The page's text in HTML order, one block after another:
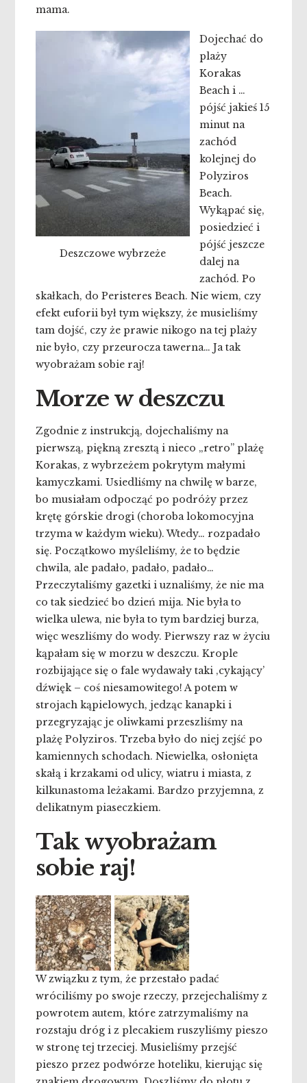
mama.
Deszczowe wybrzeże
Dojechać do
plaży
Korakas
Beach i …
pójść jakieś 15
minut na
zachód
kolejnej do
Polyziros
Beach.
Wykąpać się,
posiedzieć i
pójść jeszcze
dalej na
zachód. Po
skałkach, do Peristeres Beach. Nie wiem, czy
efekt euforii był tym większy, że musieliśmy
tam dojść, czy że prawie nikogo na tej plaży
nie było, czy przeurocza tawerna… Ja tak
wyobrażam sobie raj!
Morze w deszczu
Zgodnie z instrukcją, dojechaliśmy na
pierwszą, piękną zresztą i nieco „retro” plażę
Korakas, z wybrzeżem pokrytym małymi
kamyczkami. Usiedliśmy na chwilę w barze,
bo musiałam odpocząć po podróży przez
krętę górskie drogi (choroba lokomocyjna
trzyma w każdym wieku). Wtedy… rozpadało
się. Początkowo myśleliśmy, że to będzie
chwila, ale padało, padało, padało…
Przeczytaliśmy gazetki i uznaliśmy, że nie ma
co tak siedzieć bo dzień mija. Nie była to
wielka ulewa, nie była to tym bardziej burza,
więc weszliśmy do wody. Pierwszy raz w życiu
kąpałam się w morzu w deszczu. Krople
rozbijające się o fale wydawały taki ‚cykający’
dźwięk – coś niesamowitego! A potem w
strojach kąpielowych, jedząc kanapki i
przegryzając je oliwkami przeszliśmy na
plażę Polyziros. Trzeba było do niej zejść po
kamiennych schodach. Niewielka, osłonięta
skałą i krzakami od ulicy, wiatru i miasta, z
kilkunastoma leżakami. Bardzo przyjemna, z
delikatnym piaseczkiem.
Tak wyobrażam
sobie raj!
W związku z tym, że przestało padać
wróciliśmy po swoje rzeczy, przejechaliśmy z
powrotem autem, które zatrzymaliśmy na
rozstaju dróg i z plecakiem ruszyliśmy pieszo
w stronę tej trzeciej. Musieliśmy przejść
pieszo przez podwórze hoteliku, kierując się